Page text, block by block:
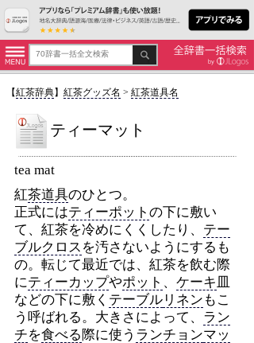
【紅茶辞典】 紅茶グッズ名 > 紅茶道具名
ティーマット
tea mat
紅茶道具のひとつ。
正式にはティーポット の下に敷い
て、紅茶を冷めにくくしたり、 テー
ブルクロス を汚さないようにするも
の。転じて最近では、紅茶を飲む際
にティーカップやポット 、 ケーキ 皿
などの下に敷く テーブルリネン もこ
う呼ばれる。大きさによって、 ラン
チを食べる際に使う ランチョンマッ